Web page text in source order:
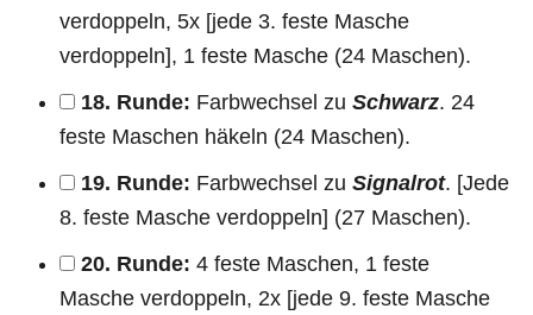
verdoppeln, 5x [jede 3. feste Masche
verdoppeln], 1 feste Masche (24 Maschen).
18. Runde: Farbwechsel zu Schwarz. 24
feste Maschen häkeln (24 Maschen).
19. Runde: Farbwechsel zu Signalrot. [Jede
8. feste Masche verdoppeln] (27 Maschen).
20. Runde: 4 feste Maschen, 1 feste
Masche verdoppeln, 2x [jede 9. feste Masche